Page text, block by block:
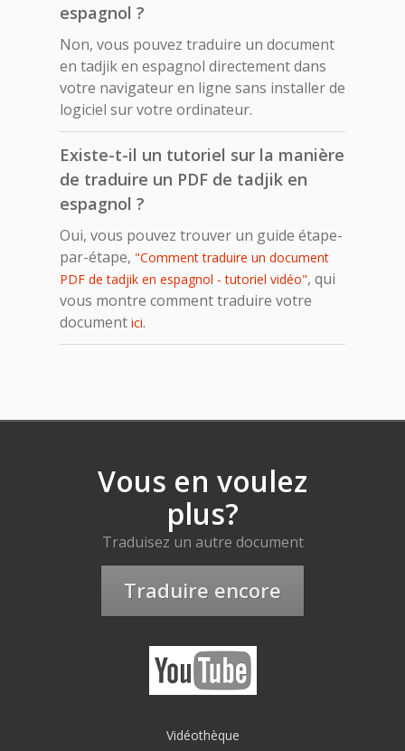
espagnol ?
Non, vous pouvez traduire un document
en tadjik en espagnol directement dans
votre navigateur en ligne sans installer de
logiciel sur votre ordinateur.
Existe-t-il un tutoriel sur la manière
de traduire un PDF de tadjik en
espagnol ?
Oui, vous pouvez trouver un guide étape-
par-étape, "Comment traduire un document
PDF de tadjik en espagnol - tutoriel vidéo", qui
vous montre comment traduire votre
document ici.
Vous en voulez
plus?
Traduisez un autre document
Traduire encore
Vidéothèque